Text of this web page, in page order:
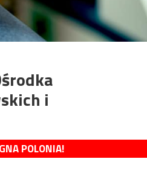
i
POLONIA!